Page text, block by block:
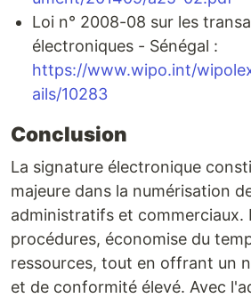
Loi n° 2008-08 sur les
électroniques - Sénégal :
https://www.wipo.int/
ails/10283
Conclusion
La signature électronique
majeure dans la numérisation
administratifs et commerciaux.
procédures, économise du
ressources, tout en offrant un
et de conformité élevé. Avec